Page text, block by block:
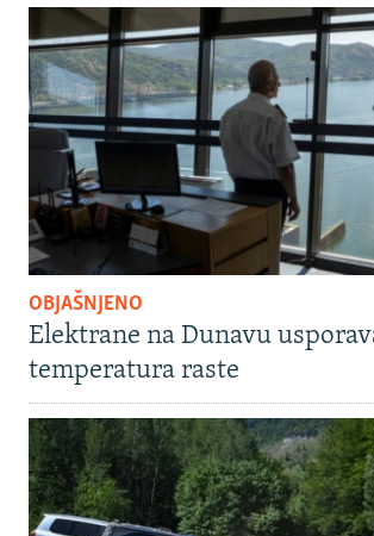
OBJAŠNJENO
Elektrane na Dunavu
temperatura raste